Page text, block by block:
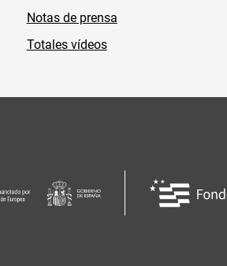
Notas de prensa
Totales vídeos